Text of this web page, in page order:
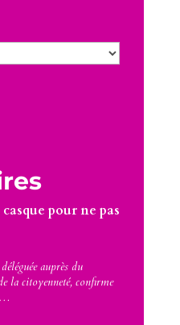
pour ne pas
auprès du
la citoyenneté, confirme